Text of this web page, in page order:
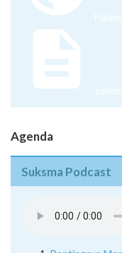
Juknis
Agenda
Suksma Podcast